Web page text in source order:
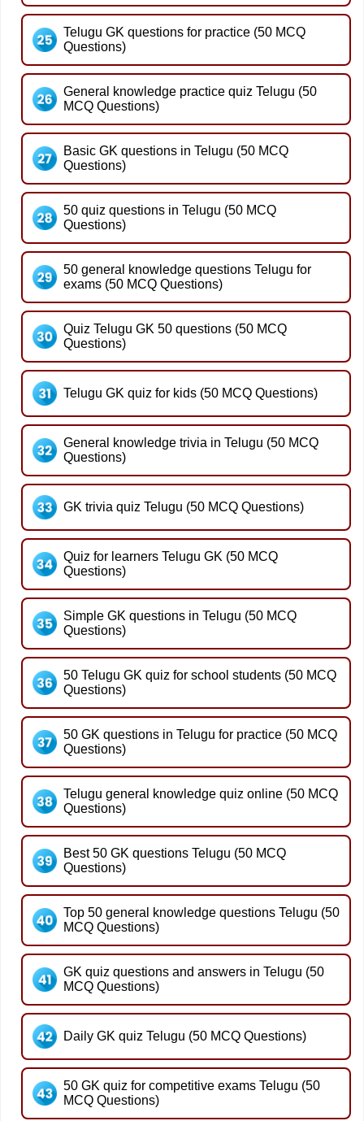
Telugu GK questions for practice (50 MCQ
Questions)
General knowledge practice quiz Telugu (50
MCQ Questions)
Basic GK questions in Telugu (50 MCQ
Questions)
50 quiz questions in Telugu (50 MCQ
Questions)
50 general knowledge questions Telugu for
exams (50 MCQ Questions)
Quiz Telugu GK 50 questions (50 MCQ
Questions)
Telugu GK quiz for kids (50 MCQ Questions)
General knowledge trivia in Telugu (50 MCQ
Questions)
GK trivia quiz Telugu (50 MCQ Questions)
Quiz for learners Telugu GK (50 MCQ
Questions)
Simple GK questions in Telugu (50 MCQ
Questions)
50 Telugu GK quiz for school students (50 MCQ
Questions)
50 GK questions in Telugu for practice (50 MCQ
Questions)
Telugu general knowledge quiz online (50 MCQ
Questions)
Best 50 GK questions Telugu (50 MCQ
Questions)
Top 50 general knowledge questions Telugu (50
MCQ Questions)
GK quiz questions and answers in Telugu (50
MCQ Questions)
Daily GK quiz Telugu (50 MCQ Questions)
50 GK quiz for competitive exams Telugu (50
MCQ Questions)